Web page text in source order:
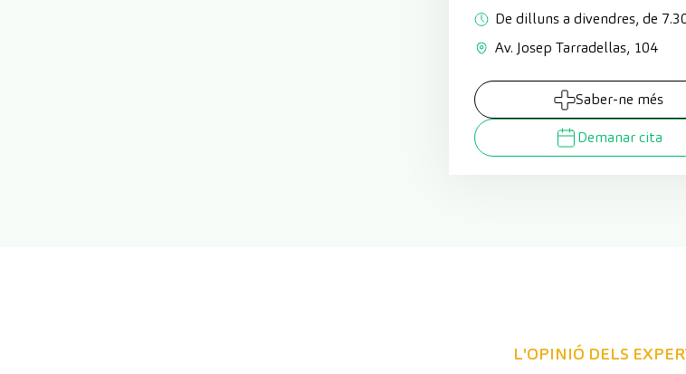
De dilluns a divendres, de
Av. Josep Tarradellas, 104
Saber-ne més
Demanar cita
L'OPINIÓ DELS